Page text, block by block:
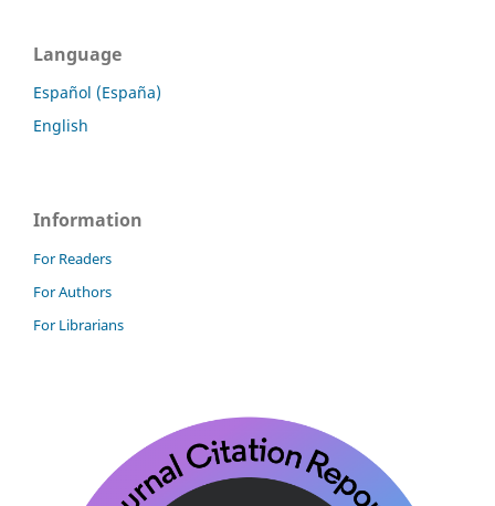
Language
Español (España)
English
Information
For Readers
For Authors
For Librarians